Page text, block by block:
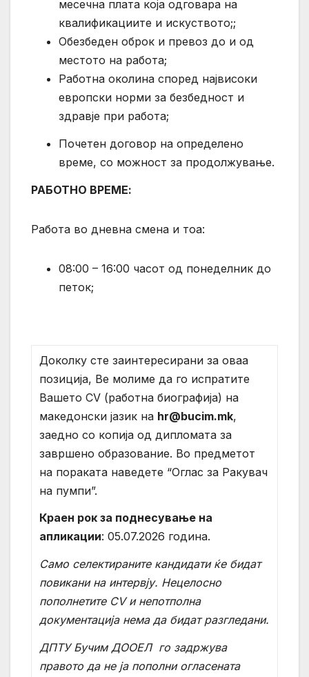
месечна плата која одговара на
квалификациите и искуството;;
Обезбеден оброк и превоз до и од
местото на работа;
Работна околина според највисоки
европски норми за безбедност и
здравје при работа;
Почетен договор на определено
време, со можност за продолжување.
РАБОТНО ВРЕМЕ:
Работа во дневна смена и тоа:
08:00 – 16:00 часот од понеделник до
петок;
Доколку сте заинтересирани за оваа
позиција, Ве молиме да го испратите
Вашето CV (работна биографија) на
македонски јазик на hr@bucim.mk,
заедно со копија од дипломата за
завршено образование. Во предметот
на пораката наведете “Оглас за Ракувач
на пумпи”.
Краен рок за поднесување на
апликации: 05.07.2026 година.
Само селектираните кандидати ќе бидат
повикани на интервју. Нецелосно
пополнетите CV и непотполна
документација нема да бидат разгледани.
ДПТУ Бучим ДООЕЛ го задржува
правото да не ја пополни огласената